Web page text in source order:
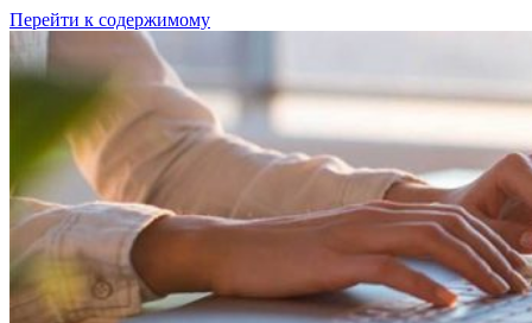
Перейти к содержимому